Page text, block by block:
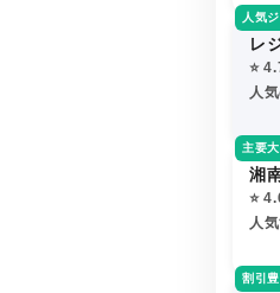
人気
レ
⭐️
人
主要
湘
⭐️
人
割引